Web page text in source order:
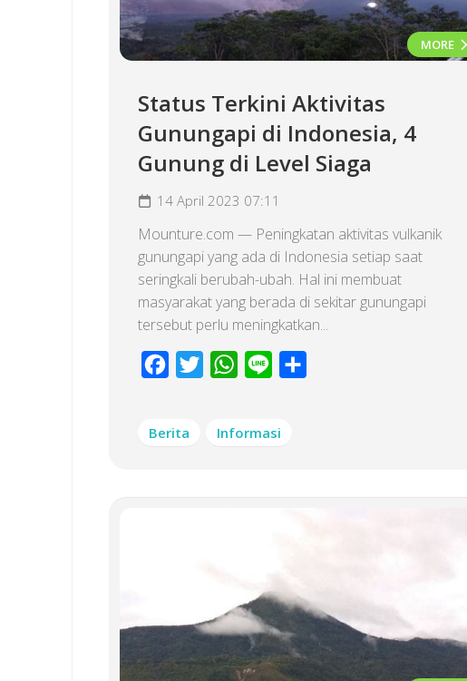
MORE
Status Terkini Aktivitas
Gunungapi di Indonesia, 4
Gunung di Level Siaga
14 April 2023 07:11
Mounture.com — Peningkatan aktivitas vulkanik
gunungapi yang ada di Indonesia setiap saat
seringkali berubah-ubah. Hal ini membuat
masyarakat yang berada di sekitar gunungapi
tersebut perlu meningkatkan...
Facebook
Twitter WhatsApp
Line
Berita Informasi